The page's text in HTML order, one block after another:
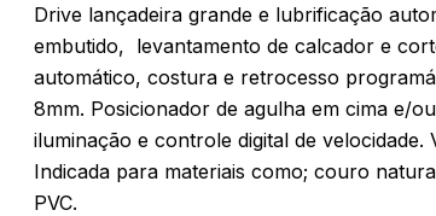
Drive lançadeira grande e lubrificação
embutido, levantamento de calcador e
automático, costura e retrocesso
8mm. Posicionador de agulha em cima e/
iluminação e controle digital de velocidade.
Indicada para materiais como; couro
PVC.